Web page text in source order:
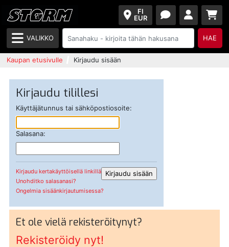
FI
EUR
VALIKKO HAE
Kaupan etusivulle Kirjaudu sisään
Kirjaudu tilillesi
Käyttäjätunnus tai sähköpostiosoite:
Salasana:
Kirjaudu kertakäyttöisellä linkillä
Unohditko salasanasi?
Ongelmia sisäänkirjautumisessa?
Et ole vielä rekisteröitynyt?
Rekisteröidy nyt!